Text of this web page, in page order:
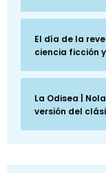
El día de la
ciencia ficción
La Odisea |
versión del